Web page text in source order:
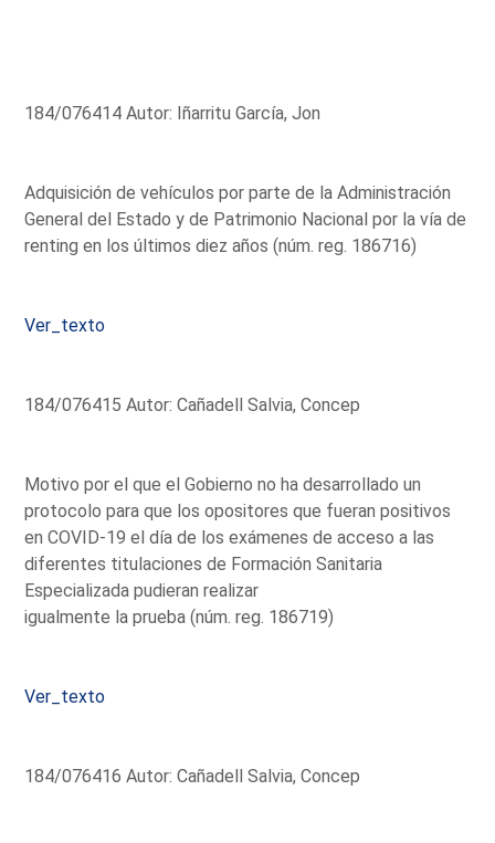
184/076414 Autor: Iñarritu García, Jon
Adquisición de vehículos por parte de la Administración
General del Estado y de Patrimonio Nacional por la vía de
renting en los últimos diez años (núm. reg. 186716)
Ver_texto
184/076415 Autor: Cañadell Salvia, Concep
Motivo por el que el Gobierno no ha desarrollado un
protocolo para que los opositores que fueran positivos
en COVID-19 el día de los exámenes de acceso a las
diferentes titulaciones de Formación Sanitaria
Especializada pudieran realizar
igualmente la prueba (núm. reg. 186719)
Ver_texto
184/076416 Autor: Cañadell Salvia, Concep